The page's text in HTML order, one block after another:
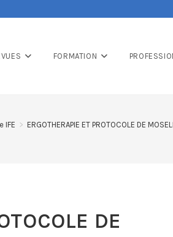
FORMATION
IFE > ERGOTHERAPIE ET PROTOCOLE DE
DE